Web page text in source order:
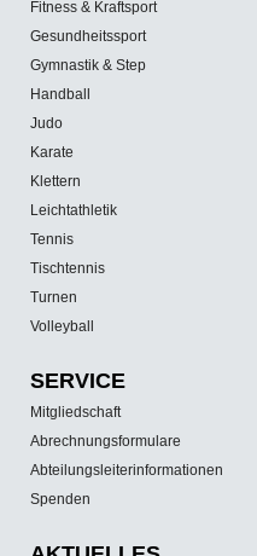
Fitness & Kraftsport
Gesundheitssport
Gymnastik & Step
Handball
Judo
Karate
Klettern
Leichtathletik
Tennis
Tischtennis
Turnen
Volleyball
SERVICE
Mitgliedschaft
Abrechnungsformulare
Abteilungsleiterinformationen
Spenden